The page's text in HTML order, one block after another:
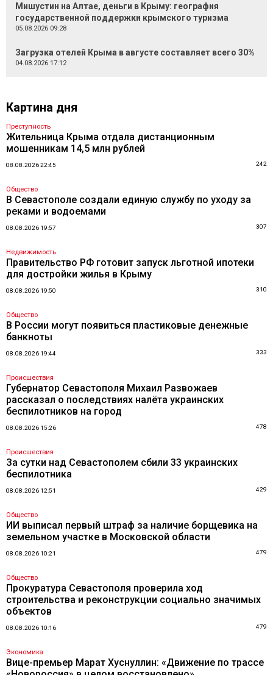
Мишустин на Алтае, деньги в Крыму: география
государственной поддержки крымского туризма
05.08.2026 09:28
Загрузка отелей Крыма в августе составляет всего 30%
04.08.2026 17:12
Картина дня
Преступность
Жительница Крыма отдала дистанционным
мошенникам 14,5 млн рублей
08.08.2026 22:45 242
Общество
В Севастополе создали единую службу по уходу за
реками и водоемами
08.08.2026 19:57 307
Недвижимость
Правительство РФ готовит запуск льготной ипотеки
для достройки жилья в Крыму
08.08.2026 19:50 310
Общество
В России могут появиться пластиковые денежные
банкноты
08.08.2026 19:44 333
Происшествия
Губернатор Севастополя Михаил Развожаев
рассказал о последствиях налёта украинских
беспилотников на город
08.08.2026 15:26 478
Происшествия
За сутки над Севастополем сбили 33 украинских
беспилотника
08.08.2026 12:51 429
Общество
ИИ выписал первый штраф за наличие борщевика на
земельном участке в Московской области
08.08.2026 10:21 479
Общество
Прокуратура Севастополя проверила ход
строительства и реконструкции социально значимых
объектов
08.08.2026 10:16 479
Экономика
Вице-премьер Марат Хуснуллин: «Движение по трассе